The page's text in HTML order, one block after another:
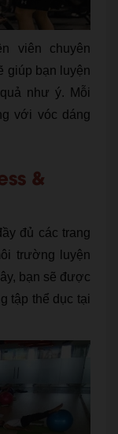
viên chuyên
giúp bạn luyện
như ý. Mỗi
với vóc dáng
&
đủ các trang
trường luyện
bạn sẽ được
tập thể dục tại